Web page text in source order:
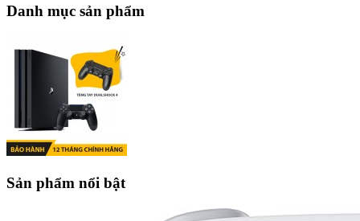
Danh mục sản phẩm
Sản phẩm nổi bật